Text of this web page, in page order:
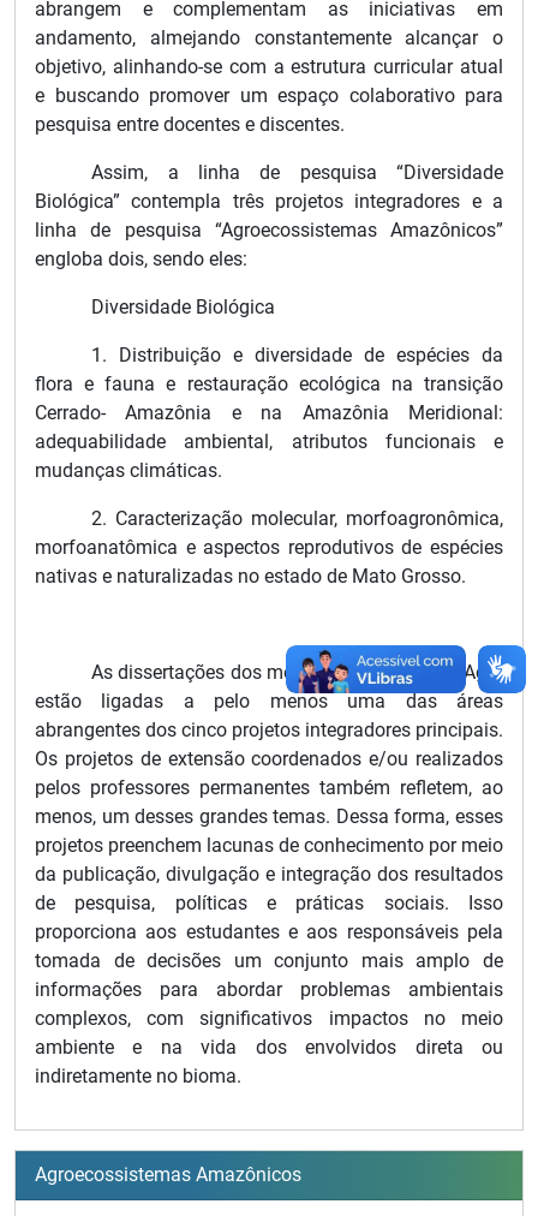
abrangem e complementam as iniciativas em
andamento, almejando constantemente alcançar o
objetivo, alinhando-se com a estrutura curricular atual
e buscando promover um espaço colaborativo para
pesquisa entre docentes e discentes.
Assim, a linha de pesquisa “Diversidade
Biológica” contempla três projetos integradores e a
linha de pesquisa “Agroecossistemas Amazônicos”
engloba dois, sendo eles:
Diversidade Biológica
1. Distribuição e diversidade de espécies da
flora e fauna e restauração ecológica na transição
Cerrado- Amazônia e na Amazônia Meridional:
adequabilidade ambiental, atributos funcionais e
mudanças climáticas.
2. Caracterização molecular, morfoagronômica,
morfoanatômica e aspectos reprodutivos de espécies
nativas e naturalizadas no estado de Mato Grosso.
As dissertações dos mestrandos do PPGBioAgro
estão ligadas a pelo menos uma das áreas
abrangentes dos cinco projetos integradores principais.
Os projetos de extensão coordenados e/ou realizados
pelos professores permanentes também refletem, ao
menos, um desses grandes temas. Dessa forma, esses
projetos preenchem lacunas de conhecimento por meio
da publicação, divulgação e integração dos resultados
de pesquisa, políticas e práticas sociais. Isso
proporciona aos estudantes e aos responsáveis pela
tomada de decisões um conjunto mais amplo de
informações para abordar problemas ambientais
complexos, com significativos impactos no meio
ambiente e na vida dos envolvidos direta ou
indiretamente no bioma.
Agroecossistemas Amazônicos